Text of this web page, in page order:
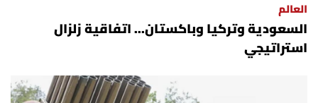
العالم
السعودية وتركيا وباكستان... اتفاقية زلزال
استراتيجي